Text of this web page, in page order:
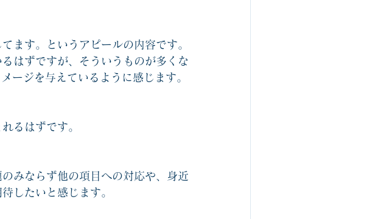
ます。というアピールの内容です。
はずですが、そういうものが多くな
ージを与えているように感じます。
るはずです。
みならず他の項目への対応や、身近
したいと感じます。